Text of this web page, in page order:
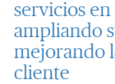
servicios
ampliando
mejorando
cliente